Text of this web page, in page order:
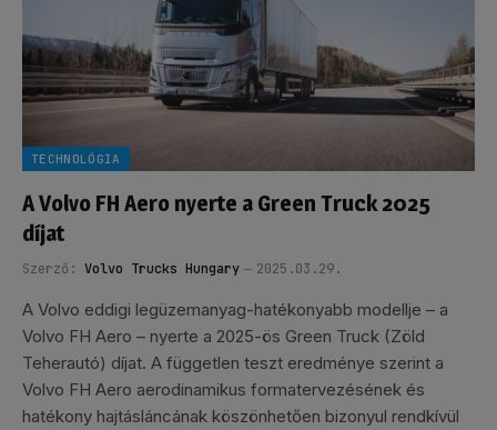
TECHNOLÓGIA
A Volvo FH Aero nyerte a Green Truck 2025
díjat
Szerző: Volvo Trucks Hungary 2025.03.29.
A Volvo eddigi legüzemanyag-hatékonyabb modellje – a
Volvo FH Aero – nyerte a 2025-ös Green Truck (Zöld
Teherautó) díjat. A független teszt eredménye szerint a
Volvo FH Aero aerodinamikus formatervezésének és
hatékony hajtásláncának köszönhetően bizonyul rendkívül